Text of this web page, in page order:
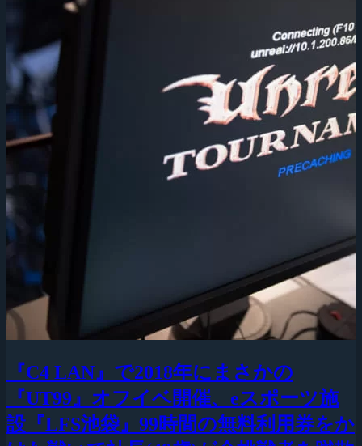
『C4 LAN』で2018年にまさかの
『UT99』オフイベ開催、eスポーツ施
設『LFS池袋』99時間の無料利用券をか